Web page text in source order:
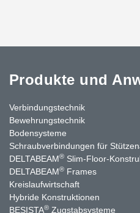
Produkte und
Verbindungstechnik
Bewehrungstechnik
Bodensysteme
Schraubverbindungen für
DELTABEAM® Slim-Floor-
DELTABEAM® Frames
Kreislaufwirtschaft
Hybride Konstruktionen
BESISTA® Zugstabsysteme